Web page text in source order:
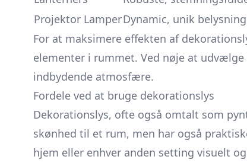
Projektor LamperDynamic, unik belysning
For at maksimere effekten af
elementer i rummet. Ved nøje at
indbydende atmosfære.
Fordele ved at bruge dekorationslys
Dekorationslys, ofte også omtalt som
skønhed til et rum, men har også
hjem eller enhver anden setting visuelt